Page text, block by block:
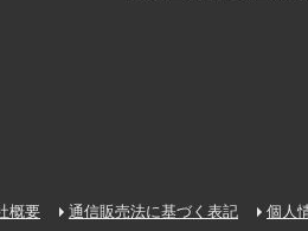
概要 通信販売法に基づく表記 個人